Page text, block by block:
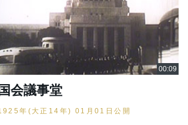
国会議事堂
年(大正14年) 01月01日公開